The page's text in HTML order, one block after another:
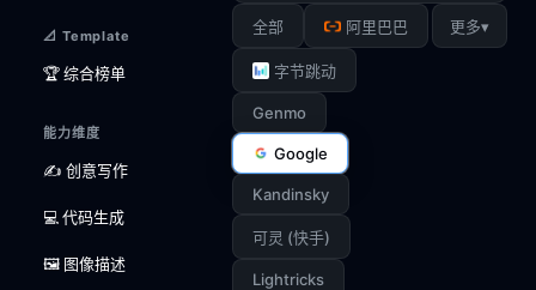
📐 Template
🏆 综合榜单
能力维度
✍️ 创意写作
💻 代码生成
🖼️ 图像描述
全部 阿里巴巴
字节跳动
Genmo
Google
Kandinsky
可灵 (快手)
Lightricks
更多▾